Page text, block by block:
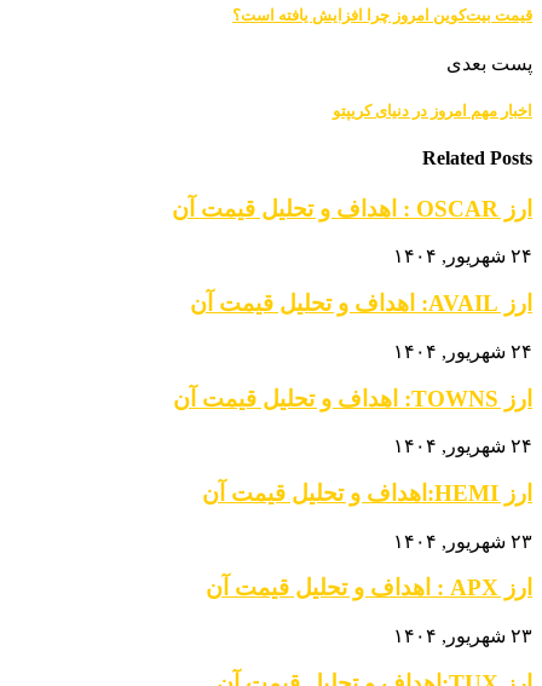
قیمت بیت‌کوین امروز چرا افزایش یافته است؟
پست بعدی
اخبار مهم امروز در دنیای کریپتو
Related Posts
ارز OSCAR : اهداف و تحلیل قیمت آن
۲۴ شهریور, ۱۴۰۴
ارز AVAIL: اهداف و تحلیل قیمت آن
۲۴ شهریور, ۱۴۰۴
ارز TOWNS: اهداف و تحلیل قیمت آن
۲۴ شهریور, ۱۴۰۴
ارز HEMI:اهداف و تحلیل قیمت آن
۲۳ شهریور, ۱۴۰۴
ارز APX : اهداف و تحلیل قیمت آن
۲۳ شهریور, ۱۴۰۴